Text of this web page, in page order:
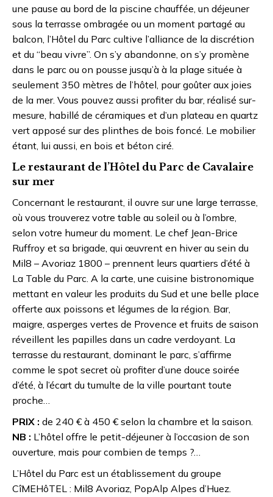
une pause au bord de la piscine chauffée, un déjeuner
sous la terrasse ombragée ou un moment partagé au
balcon, l’Hôtel du Parc cultive l’alliance de la discrétion
et du “beau vivre”. On s’y abandonne, on s’y promène
dans le parc ou on pousse jusqu’à à la plage située à
seulement 350 mètres de l’hôtel, pour goûter aux joies
de la mer. Vous pouvez aussi profiter du bar, réalisé sur-
mesure, habillé de céramiques et d’un plateau en quartz
vert apposé sur des plinthes de bois foncé. Le mobilier
étant, lui aussi, en bois et béton ciré.
Le restaurant de l’Hôtel du Parc de Cavalaire
sur mer
Concernant le restaurant, il ouvre sur une large terrasse,
où vous trouverez votre table au soleil ou à l’ombre,
selon votre humeur du moment. Le chef Jean-Brice
Ruffroy et sa brigade, qui œuvrent en hiver au sein du
Mil8 – Avoriaz 1800 – prennent leurs quartiers d’été à
La Table du Parc. A la carte, une cuisine bistronomique
mettant en valeur les produits du Sud et une belle place
offerte aux poissons et légumes de la région. Bar,
maigre, asperges vertes de Provence et fruits de saison
réveillent les papilles dans un cadre verdoyant. La
terrasse du restaurant, dominant le parc, s’affirme
comme le spot secret où profiter d’une douce soirée
d’été, à l’écart du tumulte de la ville pourtant toute
proche…
PRIX : de 240 € à 450 € selon la chambre et la saison.
NB : L’hôtel offre le petit-déjeuner à l’occasion de son
ouverture, mais pour combien de temps ?…
L’Hôtel du Parc est un établissement du groupe
CîMEHôTEL : Mil8 Avoriaz, PopAlp Alpes d’Huez.